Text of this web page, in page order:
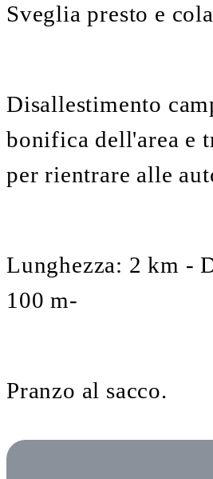
Sveglia presto e
Disallestimento
bonifica dell'area e
per rientrare alle
Lunghezza: 2 km -
100 m-
Pranzo al sacco.